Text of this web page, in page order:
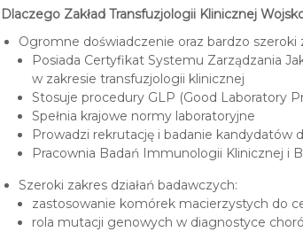
Dlaczego Zakład Transfuzjologii Klinicznej
Ogromne doświadczenie oraz bardzo szeroki
Posiada Certyfikat Systemu Zarządzania
w zakresie transfuzjologii klinicznej
Stosuje procedury GLP (Good Laboratory
Spełnia krajowe normy laboratoryjne
Prowadzi rekrutację i badanie kandydatów
Pracownia Badań Immunologii Klinicznej i
Szeroki zakres działań badawczych:
zastosowanie komórek macierzystych do
rola mutacji genowych w diagnostyce